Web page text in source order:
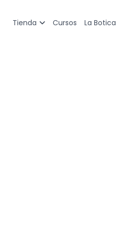
Tienda Cursos La Botica